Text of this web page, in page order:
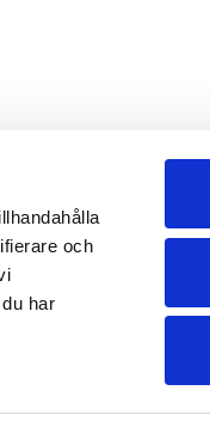
och
har